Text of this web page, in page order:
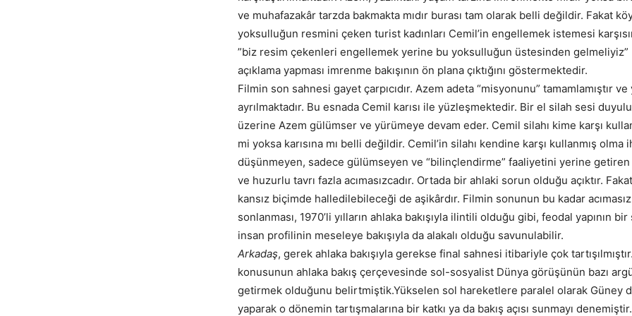
ve muhafazakâr tarzda bakmakta mıdır burası tam olarak belli değildir. Fakat
yoksulluğun resmini çeken turist kadınları Cemil’in engellemek istemesi
”biz resim çekenleri engellemek yerine bu yoksulluğun üstesinden
açıklama yapması imrenme bakışının ön plana çıktığını göstermektedir.
Filmin son sahnesi gayet çarpıcıdır. Azem adeta “misyonunu” tamamlamıştır ve
ayrılmaktadır. Bu esnada Cemil karısı ile yüzleşmektedir. Bir el silah sesi
üzerine Azem gülümser ve yürümeye devam eder. Cemil silahı kime karşı
mi yoksa karısına mı belli değildir. Cemil’in silahı kendine karşı kullanmış
düşünmeyen, sadece gülümseyen ve “bilinçlendirme” faaliyetini yerine getiren
ve huzurlu tavrı fazla acımasızcadır. Ortada bir ahlaki sorun olduğu açıktır.
kansız biçimde halledilebileceği de aşikârdır. Filmin sonunun bu kadar
sonlanması, 1970’li yılların ahlaka bakışıyla ilintili olduğu gibi, feodal yapının
insan profilinin meseleye bakışıyla da alakalı olduğu savunulabilir.
Arkadaş, gerek ahlaka bakışıyla gerekse final sahnesi itibariyle çok
konusunun ahlaka bakış çerçevesinde sol-sosyalist Dünya görüşünün bazı
getirmek olduğunu belirtmiştik.Yükselen sol hareketlere paralel olarak Güney
yaparak o dönemin tartışmalarına bir katkı ya da bakış açısı sunmayı